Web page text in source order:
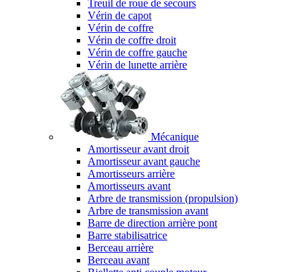
Treuil de roue de secours
Vérin de capot
Vérin de coffre
Vérin de coffre droit
Vérin de coffre gauche
Vérin de lunette arrière
Mécanique
Amortisseur avant droit
Amortisseur avant gauche
Amortisseurs arrière
Amortisseurs avant
Arbre de transmission (propulsion)
Arbre de transmission avant
Barre de direction arrière pont
Barre stabilisatrice
Berceau arrière
Berceau avant